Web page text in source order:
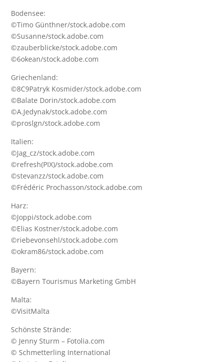
Bodensee:
©Timo Günthner/stock.adobe.com
©Susanne/stock.adobe.com
©zauberblicke/stock.adobe.com
©6okean/stock.adobe.com
Griechenland:
©8C9Patryk Kosmider/stock.adobe.com
©Balate Dorin/stock.adobe.com
©A.Jedynak/stock.adobe.com
©proslgn/stock.adobe.com
Italien:
©Jag_cz/stock.adobe.com
©refresh(PIX)/stock.adobe.com
©stevanzz/stock.adobe.com
©Frédéric Prochasson/stock.adobe.com
Harz:
©Joppi/stock.adobe.com
©Elias Kostner/stock.adobe.com
©riebevonsehl/stock.adobe.com
©okram86/stock.adobe.com
Bayern:
©Bayern Tourismus Marketing GmbH
Malta:
©VisitMalta
Schönste Strände:
© Jenny Sturm – Fotolia.com
© Schmetterling International